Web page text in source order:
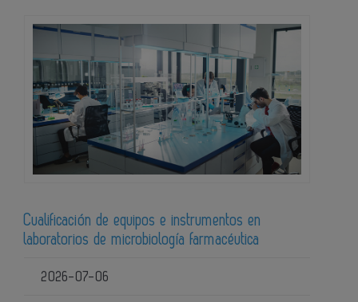
Cualificación de equipos e instrumentos en
laboratorios de microbiología farmacéutica
2026-07-06